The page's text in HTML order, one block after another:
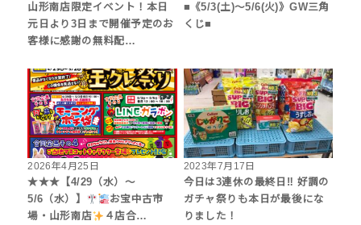
山形南店限定イベント！本日
元日より3日まで開催予定のお
客様に感謝の無料配…
■《5/3(土)〜5/6(火)》GW三角
くじ■
2026年4月25日
★★★【4/29（水）～
5/6（水）】
お宝中古市
場・山形南店
４店合…
2023年7月17日
今日は3連休の最終日‼︎ 好調の
ガチャ祭りも本日が最後にな
りました！